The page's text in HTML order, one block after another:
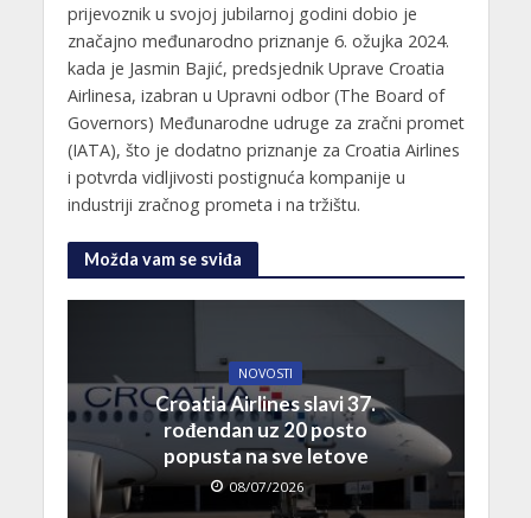
prijevoznik u svojoj jubilarnoj godini dobio je
značajno međunarodno priznanje 6. ožujka 2024.
kada je Jasmin Bajić, predsjednik Uprave Croatia
Airlinesa, izabran u Upravni odbor (The Board of
Governors) Međunarodne udruge za zračni promet
(IATA), što je dodatno priznanje za Croatia Airlines
i potvrda vidljivosti postignuća kompanije u
industriji zračnog prometa i na tržištu.
Možda vam se sviđa
NOVOSTI
Croatia Airlines slavi 37.
rođendan uz 20 posto
popusta na sve letove
08/07/2026